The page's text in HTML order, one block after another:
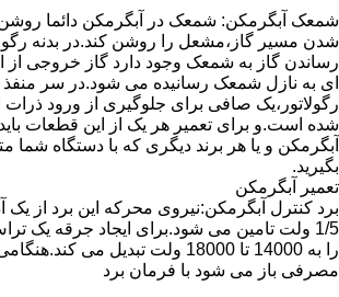
شمعک آبگرمکن: شمعک در آبگرمکن دائما
شدن مسیر گاز،مشعل را روشن کند.در بدنه
رساندن گاز به شمعک وجود دارد گاز خروجی از
ای به نازل شمعک رسانیده می شود.در سر
رگولاتور،یک صافی برای جلوگیری از ورود ذرات
شده است.و برای تعمیر هر یک از این قطعات باید
آبگرمکن و یا هر برند دیگری که با دستگاه شما
بگیرید.
تعمیر آبگرمکن
برد کنترل آبگرمکن:نیروی محرکه این برد از یک
را به 14000 تا 18000 ولت تبدیل می
مصرفی باز می شود با فرمان برد